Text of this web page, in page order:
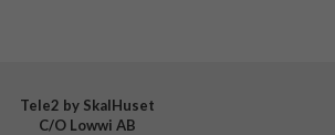
Tele2 by SkalHuset
C/O Lowwi AB